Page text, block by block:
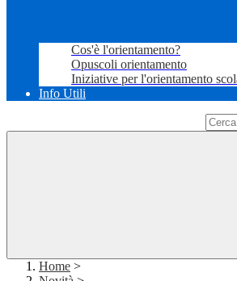
Cos'è l'orientamento?
Opuscoli orientamento
Iniziative per l'orientamento
Info Utili
Home >